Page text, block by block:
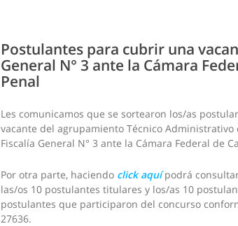
Postulantes para cubrir una
General N° 3 ante la Cámara
Penal
Les comunicamos que se sortearon los/as
vacante del agrupamiento Técnico
Fiscalía General N° 3 ante la Cámara Federal de
Por otra parte, haciendo click aquí podrá
las/os 10 postulantes titulares y los/as 10
postulantes que participaron del concurso
27636.